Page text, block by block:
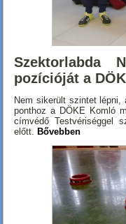
Szektorlabda
pozícióját a
Nem sikerült szintet lépni,
ponthoz a DÖKE Komló
címvédő Testvériséggel
előtt. Bővebben